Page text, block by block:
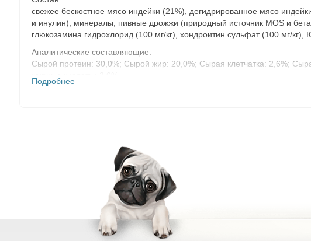
свежее бескостное мясо индейки (21%), дегидрированное мясо
и инулин), минералы, пивные дрожжи (природный источник MOS и
глюкозамина гидрохлорид (100 мг/кг), хондроитин сульфат (100 мг/
Аналитические составляющие:
Сырой протеин: 30,0%; Сырой жир: 20,0%; Сырая клетчатка: 2,6%;
жирные кислоты: 3,0%.
кг; Витамин B6 (3a831): 1,5 мг/кг; Витамин B12 (цианокобаламин): 38
карнитин (3a910): 100 мг/кг; Ниацин (3a315): 18,4 мг/кг.
Железо (3b103): 50 мг/кг; Медь (3b405): 10 мг/кг; Цинк (3b605): 62 мг/
богатые токоферолом экстракты из растительных масел (1b306(i)): 1,000
Подробнее